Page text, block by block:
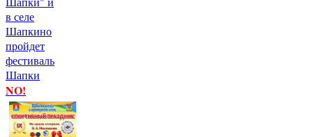
в селе
Шапкино
пройдет
фестиваль
Шапки
NO!